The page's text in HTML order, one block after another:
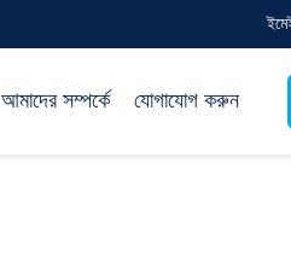
আমাদের সম্পর্কে যোগাযোগ করুন